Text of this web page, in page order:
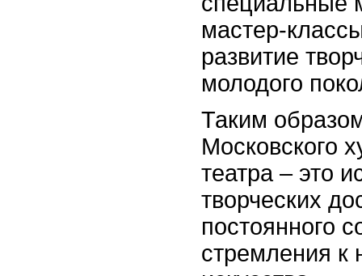
мастер-
развитие
молодого
Таким
Московского
театра – это
творческих
постоянного
стремления к